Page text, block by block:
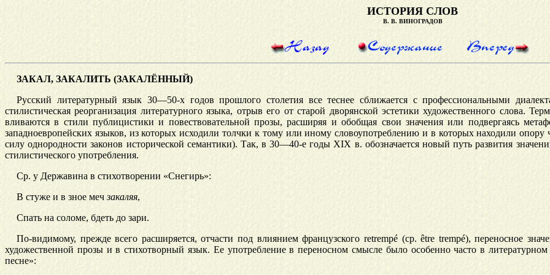
ИСТОРИЯ СЛОВ
В. В. ВИНОГРАДОВ
ЗАКАЛ, ЗАКАЛИТЬ (ЗАКАЛЁННЫЙ)
Русский литературный язык 30—50-х годов прошлого столетия все теснее сближается с профессиональными
стилистическая реорганизация литературного языка, отрыв его от старой дворянской эстетики художественного слова.
вливаются в стили публицистики и повествовательной прозы, расширяя и обобщая свои значения или подвергаясь
западноевропейских языков, из которых исходили толчки к тому или иному словоупотреблению и в которых находили опору
силу однородности законов исторической семантики). Так, в 30—40-е годы XIX в. обозначается новый путь развития
стилистического употребления.
Ср. у Державина в стихотворении «Снегирь»:
В стуже и в зное мечзакаляя,
Спать на соломе, бдеть до зари.
По-видимому, прежде всего расширяется, отчасти под влиянием французского retrempé (ср. être trempé), переносное
художественной прозы и в стихотворный язык. Ее употребление в переносном смысле было особенно часто в
песне»: